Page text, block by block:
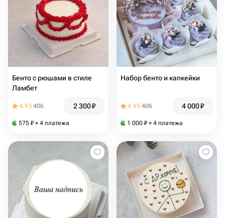
Бенто с рюшами в стиле
Ламбет
4.95406 2 300₽
575 ₽ × 4 платежа
Набор бенто и капкейки
4.95406 4 000₽
1 000 ₽ × 4 платежа